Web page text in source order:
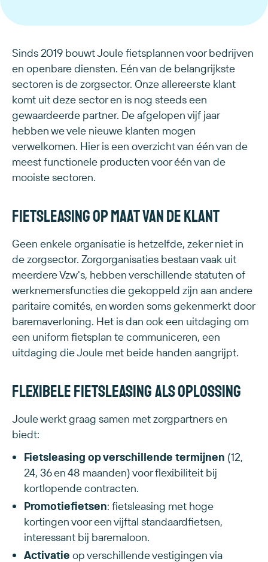
Sinds 2019 bouwt Joule fietsplannen voor bedrijven
en openbare diensten. Eén van de belangrijkste
sectoren is de zorgsector. Onze allereerste klant
komt uit deze sector en is nog steeds een
gewaardeerde partner. De afgelopen vijf jaar
hebben we vele nieuwe klanten mogen
verwelkomen. Hier is een overzicht van één van de
meest functionele producten voor één van de
mooiste sectoren.
Fietsleasing op maat van de klant
Geen enkele organisatie is hetzelfde, zeker niet in
de zorgsector. Zorgorganisaties bestaan vaak uit
meerdere Vzw's, hebben verschillende statuten of
werknemersfuncties die gekoppeld zijn aan andere
paritaire comités, en worden soms gekenmerkt door
baremaverloning. Het is dan ook een uitdaging om
een uniform fietsplan te communiceren, een
uitdaging die Joule met beide handen aangrijpt.
Flexibele fietsleasing als oplossing
Joule werkt graag samen met zorgpartners en
biedt:
Fietsleasing op verschillende termijnen (12,
24, 36 en 48 maanden) voor flexibiliteit bij
kortlopende contracten.
Promotiefietsen: fietsleasing met hoge
kortingen voor een vijftal standaardfietsen,
interessant bij baremaloon.
Activatie op verschillende vestigingen via